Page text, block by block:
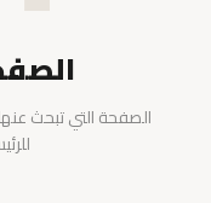
الصفحة التي تبحث